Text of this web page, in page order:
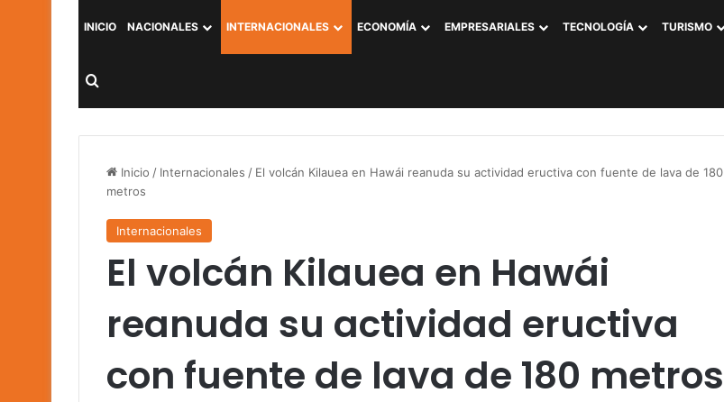
INICIO NACIONALES INTERNACIONALES ECONOMÍA EMPRESARIALES TECNOLOGÍA TURISMO
Buscar por
Inicio / Internacionales / El volcán Kilauea en Hawái reanuda su actividad eructiva con fuente de lava de 180
metros
Internacionales
El volcán Kilauea en Hawái
reanuda su actividad eructiva
con fuente de lava de 180 metros